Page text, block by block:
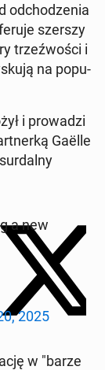
od­cho­dze­nia
szerszy
trzeź­wo­ści i
na po­pu­
i pro­wa­dzi
Gaëlle
a new
2025
w "barze